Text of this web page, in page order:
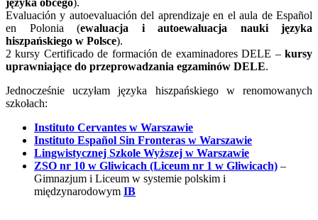
Evaluación y autoevaluación del aprendizaje en el aula de Español
en Polonia (ewaluacja i autoewaluacja nauki języka
hiszpańskiego w Polsce).
2 kursy Certificado de formación de examinadores DELE – kursy
uprawniające do przeprowadzania egzaminów DELE.
Jednocześnie uczyłam języka hiszpańskiego w renomowanych
szkołach:
Instituto Cervantes w Warszawie
Instituto Español Sin Fronteras w Warszawie
Lingwistycznej Szkole Wyższej w Warszawie
ZSO nr 10 w Gliwicach (Liceum nr 1 w Gliwicach) –
Gimnazjum i Liceum w systemie polskim i
międzynarodowym IB